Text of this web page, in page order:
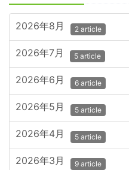
2026年8月 2 article
2026年7月 5 article
2026年6月 6 article
2026年5月 5 article
2026年4月 5 article
2026年3月 9 article